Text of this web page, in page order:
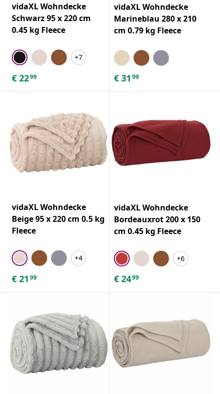
vidaXL Wohndecke
Schwarz 95 x 220 cm
0.45 kg Fleece
+7
€ 2299
vidaXL Wohndecke
Marineblau 280 x 210
cm 0.79 kg Fleece
€ 31 99
vidaXL Wohndecke
Beige 95 x 220 cm 0.5 kg
Fleece
+4
€ 21 99
vidaXL Wohndecke
Bordeauxrot 200 x 150
cm 0.45 kg Fleece
+6
€ 2499